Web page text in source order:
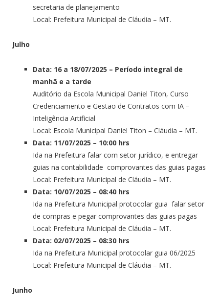
secretaria de planejamento
Local: Prefeitura Municipal de Cláudia – MT.
Julho
Data: 16 a 18/07/2025 – Período integral de
manhã e a tarde
Auditório da Escola Municipal Daniel Titon, Curso
Credenciamento e Gestão de Contratos com IA –
Inteligência Artificial
Local: Escola Municipal Daniel Titon – Cláudia – MT.
Data: 11/07/2025 – 10:00 hrs
Ida na Prefeitura falar com setor jurídico, e entregar
guias na contabilidade comprovantes das guias pagas
Local: Prefeitura Municipal de Cláudia – MT.
Data: 10/07/2025 – 08:40 hrs
Ida na Prefeitura Municipal protocolar guia falar setor
de compras e pegar comprovantes das guias pagas
Local: Prefeitura Municipal de Cláudia – MT.
Data: 02/07/2025 – 08:30 hrs
Ida na Prefeitura Municipal protocolar guia 06/2025
Local: Prefeitura Municipal de Cláudia – MT.
Junho